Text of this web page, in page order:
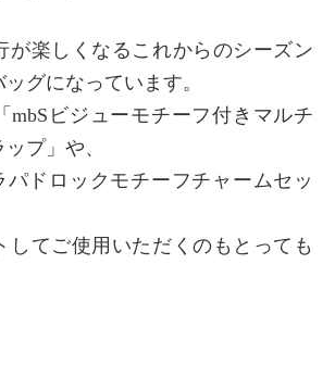
が楽しくなるこれからのシーズン
グになっています。
mbSビジューモチーフ付きマルチ
プ」や、
パドロックモチーフチャームセッ
してご使用いただくのもとっても